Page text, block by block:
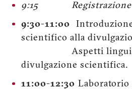
9:15
9:30-11:00
scientifico alla
Aspetti
divulgazione scientifica.
11:00-12:30 Laboratorio